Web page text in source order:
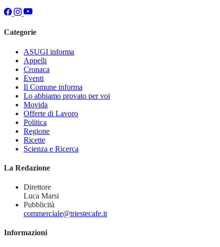
Categorie
ASUGI informa
Appelli
Cronaca
Eventi
Il Comune informa
Lo abbiamo provato per voi
Movida
Offerte di Lavoro
Politica
Regione
Ricette
Scienza e Ricerca
La Redazione
Direttore
Luca Marsi
Pubblicità
commerciale@triestecafe.it
Informazioni